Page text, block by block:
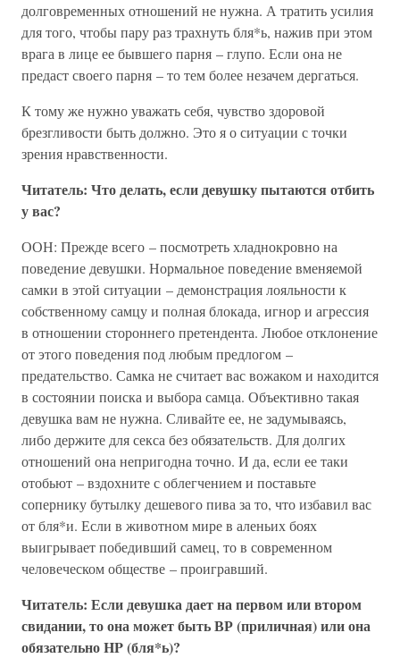
долговременных отношений не нужна. А тратить усилия
для того, чтобы пару раз трахнуть бля*ь, нажив при этом
врага в лице ее бывшего парня – глупо. Если она не
предаст своего парня – то тем более незачем дергаться.
К тому же нужно уважать себя, чувство здоровой
брезгливости быть должно. Это я о ситуации с точки
зрения нравственности.
Читатель: Что делать, если девушку пытаются отбить
у вас?
ООН: Прежде всего – посмотреть хладнокровно на
поведение девушки. Нормальное поведение вменяемой
самки в этой ситуации – демонстрация лояльности к
собственному самцу и полная блокада, игнор и агрессия
в отношении стороннего претендента. Любое отклонение
от этого поведения под любым предлогом –
предательство. Самка не считает вас вожаком и находится
в состоянии поиска и выбора самца. Объективно такая
девушка вам не нужна. Сливайте ее, не задумываясь,
либо держите для секса без обязательств. Для долгих
отношений она непригодна точно. И да, если ее таки
отобьют – вздохните с облегчением и поставьте
сопернику бутылку дешевого пива за то, что избавил вас
от бля*и. Если в животном мире в аленьих боях
выигрывает победивший самец, то в современном
человеческом обществе – проигравший.
Читатель: Если девушка дает на первом или втором
свидании, то она может быть ВР (приличная) или она
обязательно HP (бля*ь)?